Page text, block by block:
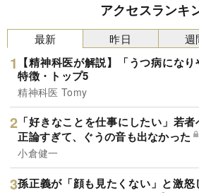
アクセスランキ
最新
【精神科医が解説】「うつ病にな
特徴・トップ5
精神科医 Tomy
「好きなことを仕事にしたい」若
正論すぎて、ぐうの音も出なかった
小倉健一
孫正義が「顔も見たくない」と激怒
昨日 週